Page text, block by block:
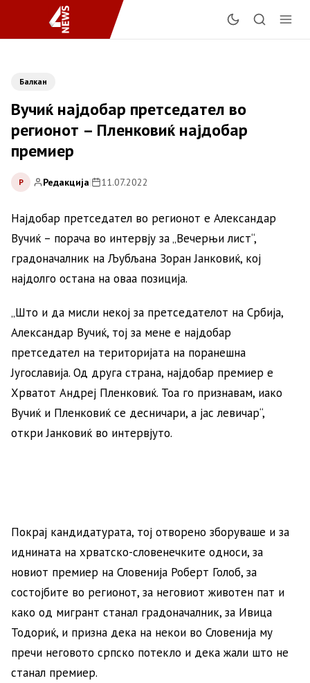
Балкан
Вучиќ најдобар претседател во
регионот – Пленковиќ најдобар
премиер
Р Редакција| 11.07.2022
Најдобар претседател во регионот е Александар
Вучиќ – порача во интервју за „Вечерњи лист“,
градоначалник на Љубљана Зоран Јанковиќ, кој
најдолго остана на оваа позиција.
„Што и да мисли некој за претседателот на Србија,
Александар Вучиќ, тој за мене е најдобар
претседател на територијата на поранешна
Југославија. Од друга страна, најдобар премиер е
Хрватот Андреј Пленковиќ. Тоа го признавам, иако
Вучиќ и Пленковиќ се десничари, а јас левичар“,
откри Јанковиќ во интервјуто.
Покрај кандидатурата, тој отворено зборуваше и за
иднината на хрватско-словенечките односи, за
новиот премиер на Словенија Роберт Голоб, за
состојбите во регионот, за неговиот животен пат и
како од мигрант станал градоначалник, за Ивица
Тодориќ, и призна дека на некои во Словенија му
пречи неговото српско потекло и дека жали што не
станал премиер.